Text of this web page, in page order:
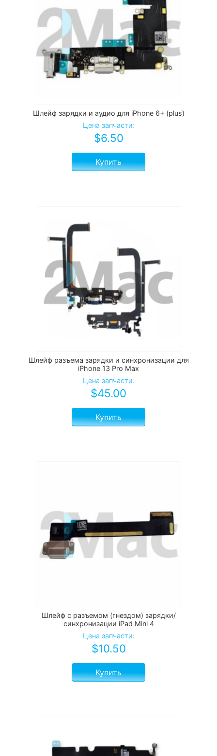
Шлейф зарядки и аудио для iPhone 6+ (plus)
Цена запчасти:
$6.50
Купить
Шлейф разъема зарядки и синхронизации для
iPhone 13 Pro Max
Цена запчасти:
$45.00
Купить
Шлейф с разъемом (гнездом) зарядки/
синхронизации iPad Mini 4
Цена запчасти:
$10.50
Купить